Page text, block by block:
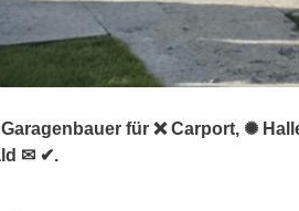
für ❌ Carport, ✺
✉ ✔.